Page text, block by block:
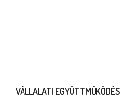
VÁLLALATI EGYÜTTMŰKÖDÉS